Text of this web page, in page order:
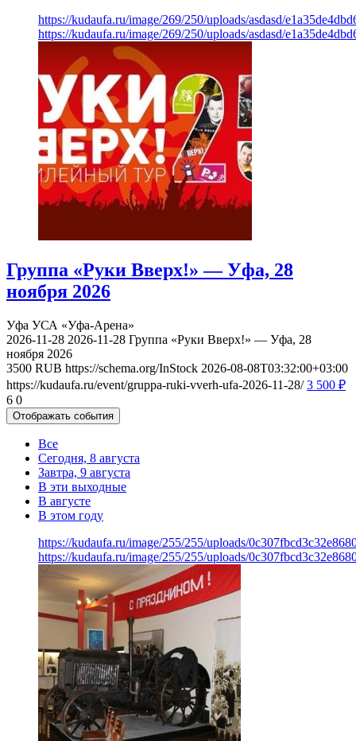
https://kudaufa.ru/image/269/250/uploads/asdasd/
https://kudaufa.ru/image/269/250/uploads/asdasd/
Группа «Руки Вверх!» — Уфа, 28
ноября 2026
Уфа УСА «Уфа-Арена»
2026-11-28 2026-11-28 Группа «Руки Вверх!» — Уфа, 28
ноября 2026
3500 RUB https://schema.org/InStock 2026-08-08T03:32:00+03:00
https://kudaufa.ru/event/gruppa-ruki-vverh-ufa-2026-11-28/ 3 500 ₽
6 0
Отображать события
Все
Сегодня, 8 августа
Завтра, 9 августа
В эти выходные
В августе
В этом году
https://kudaufa.ru/image/255/255/uploads/
https://kudaufa.ru/image/255/255/uploads/